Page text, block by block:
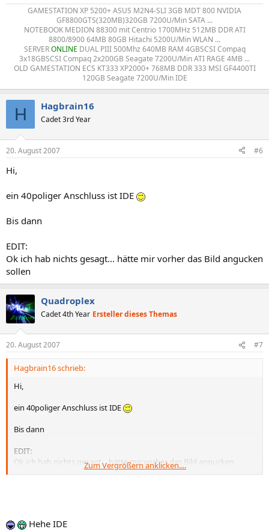
GAMESTATION XP 5200+ ASUS M2N4-SLI 3GB MDT 800 NVIDIA
GF8800GTS(320MB)320GB 7200U/Min SATA ...
NOTEBOOK MEDION 88300 mit Centrio 1700MHz 512MB DDR ATI
8800/8900 64MB 80GB Hitachi 5200U/Min WLAN ...
SERVERONLINE DUAL PIII 500Mhz 640MB RAM 4GBSCSI Compaq
3x18GBSCSI Compaq 2x200GB Seagate 7200U/Min ATI RAGE 4MB ...
OLD GAMESTATION ECS KT333 XP2000+ 768MB DDR 333 MSI GF4400TI
120GB Seagate 7200U/Min IDE​
H Hagbrain16
Cadet 3rd Year
20. August 2007 #6
Hi,
ein 40poliger Anschluss ist IDE
Bis dann
EDIT:
Ok ich hab nichts gesagt... hätte mir vorher das Bild angucken
sollen
Quadroplex
Cadet 4th Year Ersteller dieses Themas
20. August 2007 #7
Hagbrain16 schrieb:
Hi,
ein 40poliger Anschluss ist IDE
Bis dann
EDIT:
Ok ich hab nichts gesagt... hätte mir vorher das Bild angucken
sollen
Zum Vergrößern anklicken....
Hehe IDE